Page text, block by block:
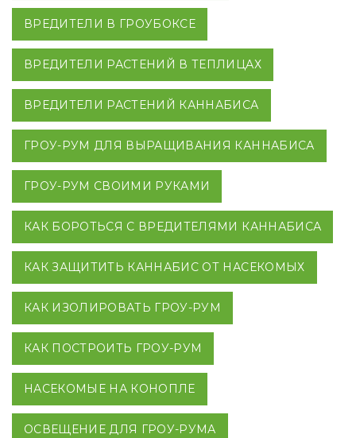
ВРЕДИТЕЛИ В ГРОУБОКСЕ
ВРЕДИТЕЛИ РАСТЕНИЙ В ТЕПЛИЦАХ
ВРЕДИТЕЛИ РАСТЕНИЙ КАННАБИСА
ГРОУ-РУМ ДЛЯ ВЫРАЩИВАНИЯ КАННАБИСА
ГРОУ-РУМ СВОИМИ РУКАМИ
КАК БОРОТЬСЯ С ВРЕДИТЕЛЯМИ КАННАБИСА
КАК ЗАЩИТИТЬ КАННАБИС ОТ НАСЕКОМЫХ
КАК ИЗОЛИРОВАТЬ ГРОУ-РУМ
КАК ПОСТРОИТЬ ГРОУ-РУМ
НАСЕКОМЫЕ НА КОНОПЛЕ
ОСВЕЩЕНИЕ ДЛЯ ГРОУ-РУМА